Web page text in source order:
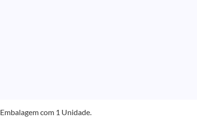
Embalagem com 1 Unidade.